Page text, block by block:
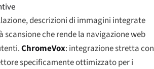
descrizioni di immagini integrate
che rende la navigazione web
ChromeVox: integrazione stretta con
specificamente ottimizzato per i